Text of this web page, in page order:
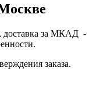
доставка за МКАД -
заказа.